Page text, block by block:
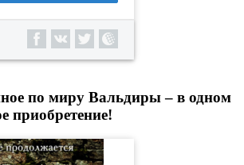
по миру Вальдиры – в одном
приобретение!